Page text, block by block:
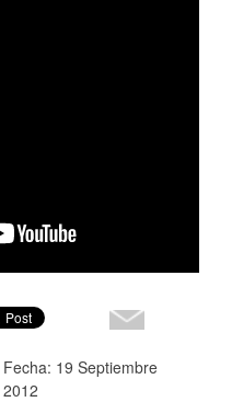
Fecha: 19 Septiembre
2012